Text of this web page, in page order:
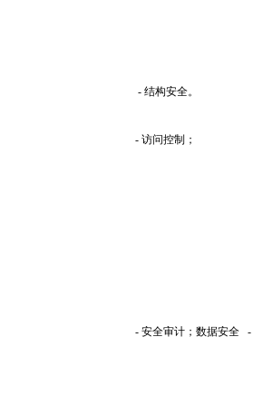
- 结构安全。
- 访问控制；
- 安全审计；数据安全 -